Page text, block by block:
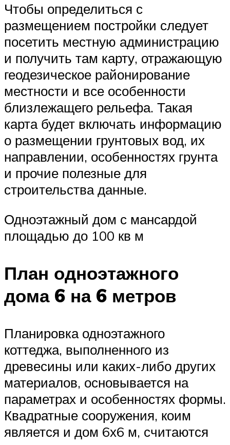
Чтобы определиться с
размещением постройки следует
посетить местную администрацию
и получить там карту, отражающую
геодезическое районирование
местности и все особенности
близлежащего рельефа. Такая
карта будет включать информацию
о размещении грунтовых вод, их
направлении, особенностях грунта
и прочие полезные для
строительства данные.
Одноэтажный дом с мансардой
площадью до 100 кв м
План одноэтажного
дома 6 на 6 метров
Планировка одноэтажного
коттеджа, выполненного из
древесины или каких-либо других
материалов, основывается на
параметрах и особенностях формы.
Квадратные сооружения, коим
является и дом 6х6 м, считаются